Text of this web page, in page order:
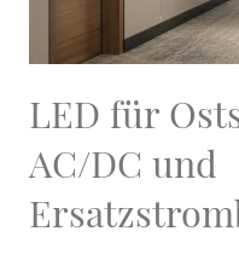
LED für
AC/DC und